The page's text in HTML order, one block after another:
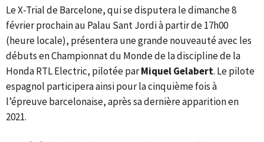
Le X-Trial de Barcelone, qui se disputera le dimanche 8
février prochain au Palau Sant Jordi à partir de 17h00
(heure locale), présentera une grande nouveauté avec les
débuts en Championnat du Monde de la discipline de la
Honda RTL Electric, pilotée parMiquel Gelabert. Le pilote
espagnol participera ainsi pour la cinquième fois à
l’épreuve barcelonaise, après sa dernière apparition en
2021.